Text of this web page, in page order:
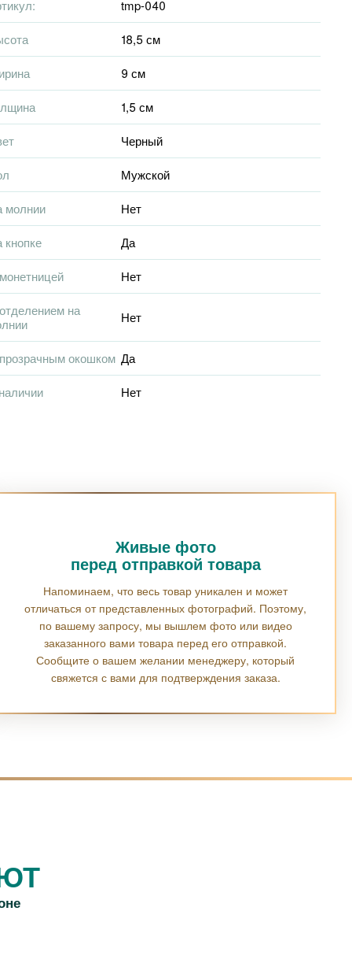
tmp-040
18,5 см
9 см
1,5 см
Черный
Мужской
молнии Нет
кнопке Да
Нет
на
Нет
окошком Да
Нет
Живые фото
перед отправкой товара
Напоминаем, что весь товар уникален и может
отличаться от представленных фотографий. Поэтому,
по вашему запросу, мы вышлем фото или видео
заказанного вами товара перед его отправкой.
Сообщите о вашем желании менеджеру, который
свяжется с вами для подтверждения заказа.